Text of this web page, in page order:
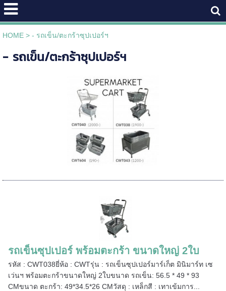
HOME> - รถเข็น/ตะกร้าซุปเปอร์ฯ
- รถเข็น/ตะกร้าซุปเปอร์ฯ
รถเข็นซุปเปอร์ พร้อมตะกร้า ขนาดใหญ่ 2ใบ
รหัส : CWT038ยี่ห้อ : CWTรุ่น : รถเข็นซุปเปอร์มาร์เก็ต มินิมาร์ท เซ
เว่นฯ พร้อมตะกร้าขนาดใหญ่ 2ใบขนาด รถเข็น: 56.5 * 49 * 93
CMขนาด ตะกร้า: 49*34.5*26 CMวัสดุ : เหล็กสี : เทาเข้มการ...